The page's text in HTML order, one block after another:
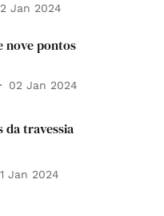
Jan 2024
nove pontos
02 Jan 2024
da travessia
Jan 2024